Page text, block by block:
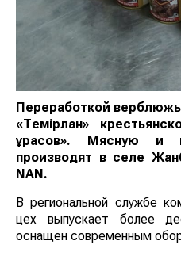
Переработкой
«Темірлан»
Құрасов». Мясную и
производят в селе
NAN .
В региональной службе
цех выпускает более
оснащен современным